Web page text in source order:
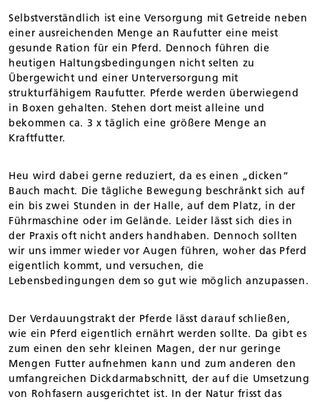
Selbstverständlich ist eine Versorgung mit Getreide neben
einer ausreichenden Menge an Raufutter eine meist
gesunde Ration für ein Pferd. Dennoch führen die
heutigen Haltungsbedingungen nicht selten zu
Übergewicht und einer Unterversorgung mit
strukturfähigem Raufutter. Pferde werden überwiegend
in Boxen gehalten. Stehen dort meist alleine und
bekommen ca. 3 x täglich eine größere Menge an
Kraftfutter.
Heu wird dabei gerne reduziert, da es einen „dicken“
Bauch macht. Die tägliche Bewegung beschränkt sich auf
ein bis zwei Stunden in der Halle, auf dem Platz, in der
Führmaschine oder im Gelände. Leider lässt sich dies in
der Praxis oft nicht anders handhaben. Dennoch sollten
wir uns immer wieder vor Augen führen, woher das Pferd
eigentlich kommt, und versuchen, die
Lebensbedingungen dem so gut wie möglich anzupassen.
Der Verdauungstrakt der Pferde lässt darauf schließen,
wie ein Pferd eigentlich ernährt werden sollte. Da gibt es
zum einen den sehr kleinen Magen, der nur geringe
Mengen Futter aufnehmen kann und zum anderen den
umfangreichen Dickdarmabschnitt, der auf die Umsetzung
von Rohfasern ausgerichtet ist. In der Natur frisst das